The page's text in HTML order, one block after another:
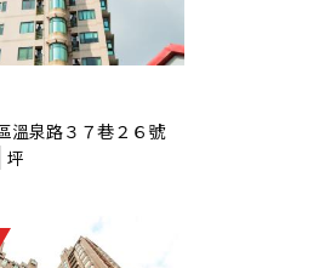
溫泉路３７巷２６號
坪